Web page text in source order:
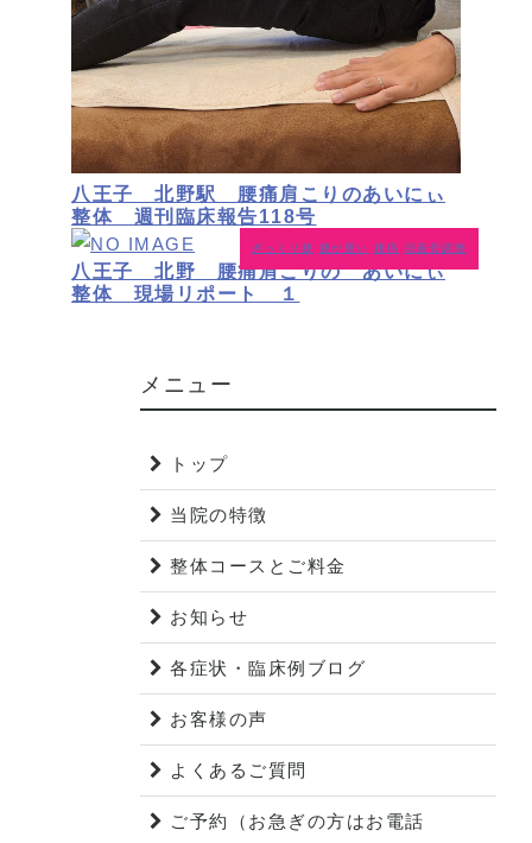
八王子 北野駅 腰痛肩こりのあいにぃ
整体 週刊臨床報告118号
ぎっくり腰 腰が重い 腰痛 頭蓋骨調整
八王子 北野 腰痛肩こりの あいにぃ
整体 現場リポート １
メニュー
トップ
当院の特徴
整体コースとご料金
お知らせ
各症状・臨床例ブログ
お客様の声
よくあるご質問
ご予約（お急ぎの方はお電話